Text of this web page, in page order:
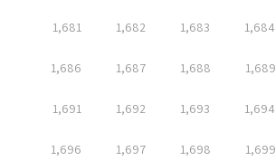
1,681 1,682 1,683 1,684
1,686 1,687 1,688 1,689
1,691 1,692 1,693 1,694
1,696 1,697 1,698 1,699